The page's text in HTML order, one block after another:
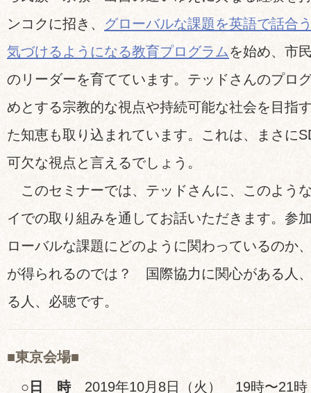
ンコクに招き、 グローバルな課題を英語で話合
気づけるようになる教育プログラムを始め、市
のリーダーを育てています。テッドさんのプロ
めとする宗教的な視点や持続可能な社会を目指
た知恵も取り込まれています。これは、まさに
可欠な視点と言えるでしょう。
このセミナーでは、テッドさんに、このよう
イでの取り組みを通してお話いただきます。参
ローバルな課題にどのように関わっているのか
が得られるのでは？ 国際協力に関心がある人
る人、必聴です。
■東京会場■
○日 時2019年10月8日（火） 19時〜21時